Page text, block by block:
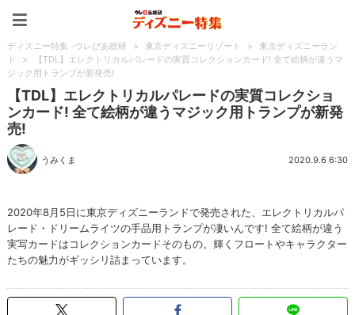
ディズニー特集 -ウレぴあ総研 > 東京ディズニーリゾート >
東京ディズニーラン
ド
>
【TDL】エレクトリカルパレードの実質コレクションカード! 全て絵柄が違うマ
ジック用トランプが新発売!
【TDL】エレクトリカルパレードの実質コレクショ
ンカード! 全て絵柄が違うマジック用トランプが新発
売!
うみくま 2020.9.6 6:30
2020年8月5日に東京ディズニーランドで発売された、エレクトリカルパ
レード・ドリームライツの手品用トランプが凄いんです! 全て絵柄が違う
実写カードはコレクションカードそのもの。輝くフロートやキャラクター
たちの魅力がギッシリ詰まっています。